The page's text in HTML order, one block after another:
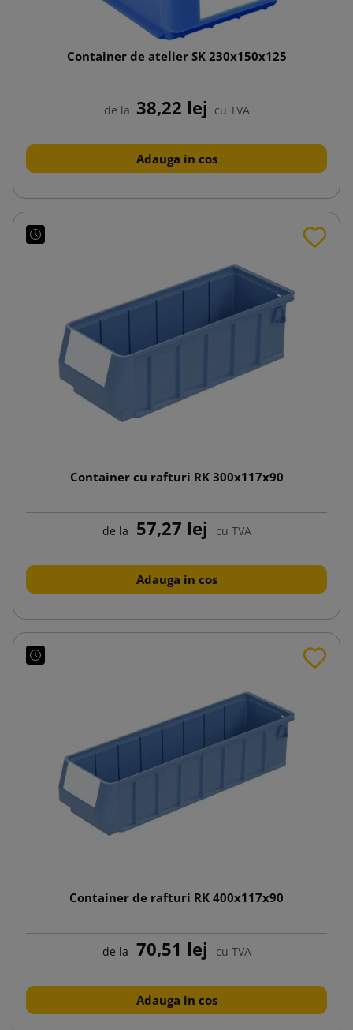
Container de atelier SK 230x150x125
de la 38,22 lej cu TVA
Adauga in cos
Container cu rafturi RK 300x117x90
de la 57,27 lej cu TVA
Adauga in cos
Container de rafturi RK 400x117x90
de la 70,51 lej cu TVA
Adauga in cos